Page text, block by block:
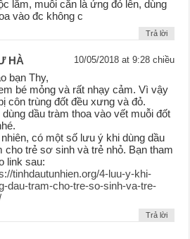
lắm, muỗi cắn là ửng đỏ lên, dùng
vào đc không c
Trả lời
HÀ 10/05/2018 at 9:28 chiều
bạn Thy,
bé mỏng và rất nhạy cảm. Vì vậy
côn trùng đốt đều xưng và đỏ.
dùng dầu tràm thoa vào vết muỗi đốt
có một số lưu ý khi dùng dầu
cho trẻ sơ sinh và trẻ nhỏ. Bạn tham
link sau:
tinhdautunhien.org/4-luu-y-khi-
dau-tram-cho-tre-so-sinh-va-tre-
Trả lời